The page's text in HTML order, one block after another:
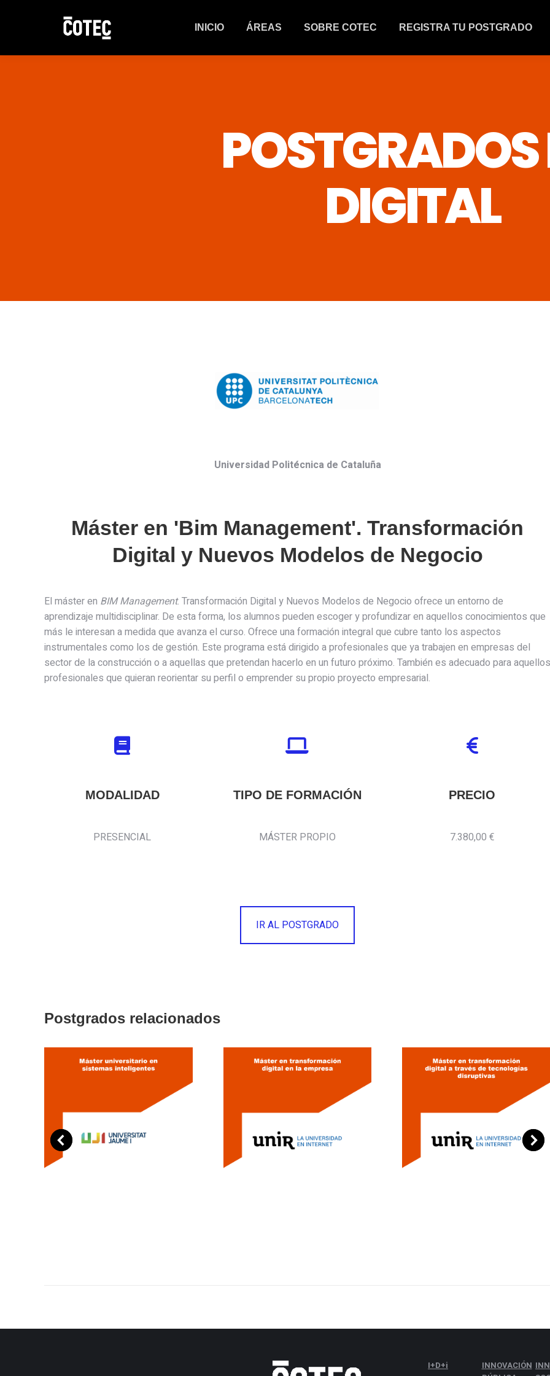
INICIO ÁREAS SOBRE COTEC REGISTRA TU POSTGRADO
POSTGRADOS
DIGITAL
Universidad Politécnica de Cataluña
Máster en 'Bim Management'. Transformación
Digital y Nuevos Modelos de Negocio
El máster en BIM Management. Transformación Digital y Nuevos Modelos de Negocio ofrece un entorno de
aprendizaje multidisciplinar. De esta forma, los alumnos pueden escoger y profundizar en aquellos conocimientos que
más le interesan a medida que avanza el curso. Ofrece una formación integral que cubre tanto los aspectos
instrumentales como los de gestión. Este programa está dirigido a profesionales que ya trabajen en empresas del
sector de la construcción o a aquellas que pretendan hacerlo en un futuro próximo. También es adecuado para aquellos
profesionales que quieran reorientar su perfil o emprender su propio proyecto empresarial.
MODALIDAD
PRESENCIAL
TIPO DE FORMACIÓN
MÁSTER PROPIO
PRECIO
7.380,00 €
IR AL POSTGRADO
Postgrados relacionados
I+D+i
INNOVACIÓN